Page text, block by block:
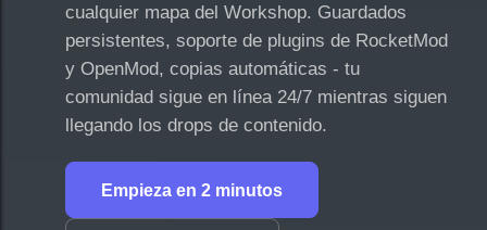
cualquier mapa del Workshop. Guardados
persistentes, soporte de plugins de RocketMod
y OpenMod, copias automáticas - tu
comunidad sigue en línea 24/7 mientras siguen
llegando los drops de contenido.
Empieza en 2 minutos